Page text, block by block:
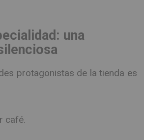
una
protagonistas de la tienda es
café.